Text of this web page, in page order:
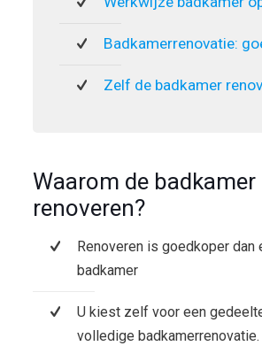
Badkamerrenovatie:
Zelf de badkamer
Waarom de badkamer
renoveren?
Renoveren is goedkoper dan
badkamer
U kiest zelf voor een
volledige badkamerrenovatie.